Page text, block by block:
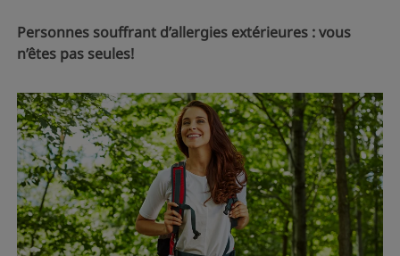
Personnes souffrant d’allergies extérieures : vous
n’êtes pas seules!